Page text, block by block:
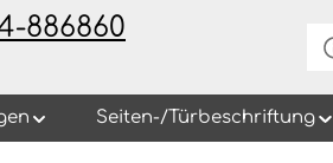
886860
Seiten-/Türbeschriftung